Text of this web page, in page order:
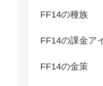
FF14の種族
FF14の課金ア
FF14の金策